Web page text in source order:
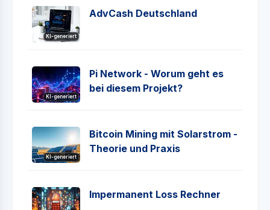
KI-generiert
AdvCash Deutschland
KI-generiert
Pi Network - Worum geht es
bei diesem Projekt?
KI-generiert
Bitcoin Mining mit Solarstrom -
Theorie und Praxis
Impermanent Loss Rechner